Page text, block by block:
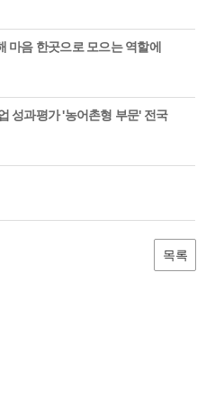
마음 한곳으로 모으는 역할에
성과평가 '농어촌형 부문' 전국
목록